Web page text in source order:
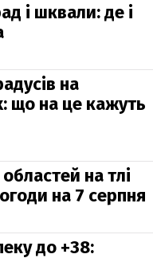
і шквали: де і
на
що на це кажуть
на тлі
на 7 серпня
до +38: